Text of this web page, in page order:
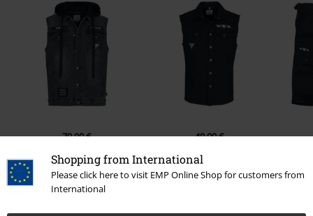
Shopping from International
Please click here to visit EMP Online Shop for customers from
International
79,99 € 49,99 €
0 Bewertungen